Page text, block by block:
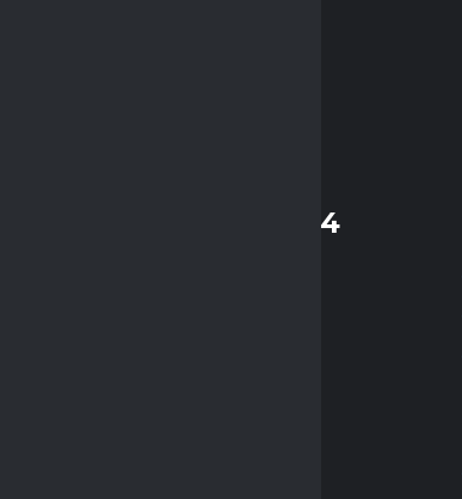
STATYSTYKI KOLEJKI 14